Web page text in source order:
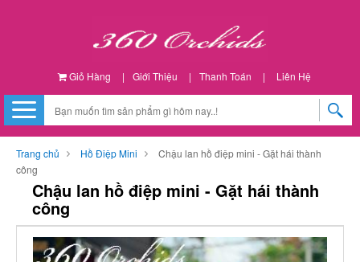
Giỏ Hàng | Giới Thiệu | Thanh Toán | Liên Hệ
Trang chủ Hồ Điệp Mini
Chậu lan hồ điệp mini - Gặt hái thành
công
Chậu lan hồ điệp mini - Gặt hái thành
công